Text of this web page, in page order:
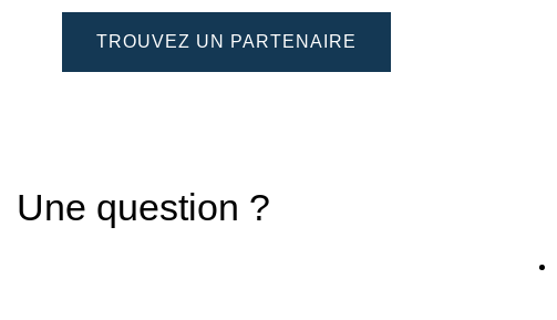
TROUVEZ UN PARTENAIRE
Une question ?